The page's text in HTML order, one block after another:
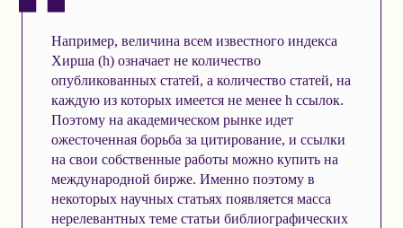
Например, величина всем известного индекса
Хирша (h) означает не количество
опубликованных статей, а количество статей, на
каждую из которых имеется не менее h ссылок.
Поэтому на академическом рынке идет
ожесточенная борьба за цитирование, и ссылки
на свои собственные работы можно купить на
международной бирже. Именно поэтому в
некоторых научных статьях появляется масса
нерелевантных теме статьи библиографических